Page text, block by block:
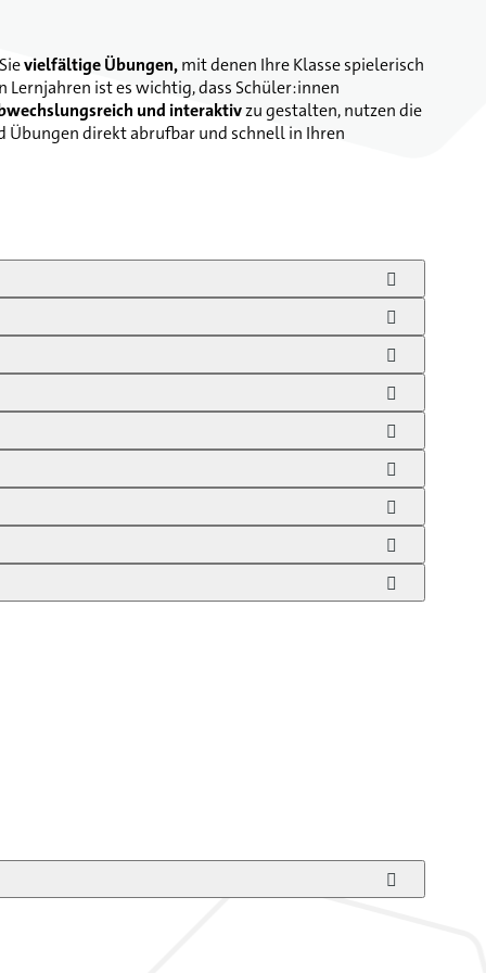
vielfältige Übungen,mit denen Ihre Klasse spielerisch
Lernjahren ist es wichtig, dass Schüler:innen
und interaktivzu gestalten, nutzen die
direkt abrufbar und schnell in Ihren